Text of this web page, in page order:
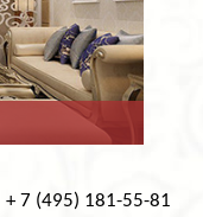
+ 7 (495) 181-55-81